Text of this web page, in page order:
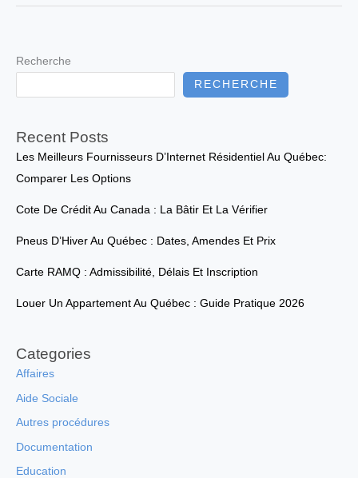
Recherche
RECHERCHE
Recent Posts
Les Meilleurs Fournisseurs D’Internet Résidentiel Au Québec:
Comparer Les Options
Cote De Crédit Au Canada : La Bâtir Et La Vérifier
Pneus D’Hiver Au Québec : Dates, Amendes Et Prix
Carte RAMQ : Admissibilité, Délais Et Inscription
Louer Un Appartement Au Québec : Guide Pratique 2026
Categories
Affaires
Aide Sociale
Autres procédures
Documentation
Education